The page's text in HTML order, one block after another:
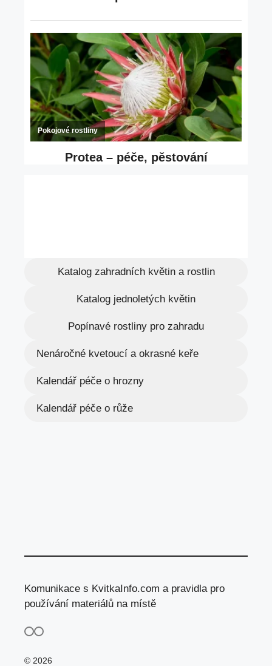
Katalog zahradních květin a rostlin
Katalog jednoletých květin
Popínavé rostliny pro zahradu
Nenáročné kvetoucí a okrasné keře
Kalendář péče o hrozny
Kalendář péče o růže
Komunikace s KvitkaInfo.com a pravidla pro
používání materiálů na místě
© 2026